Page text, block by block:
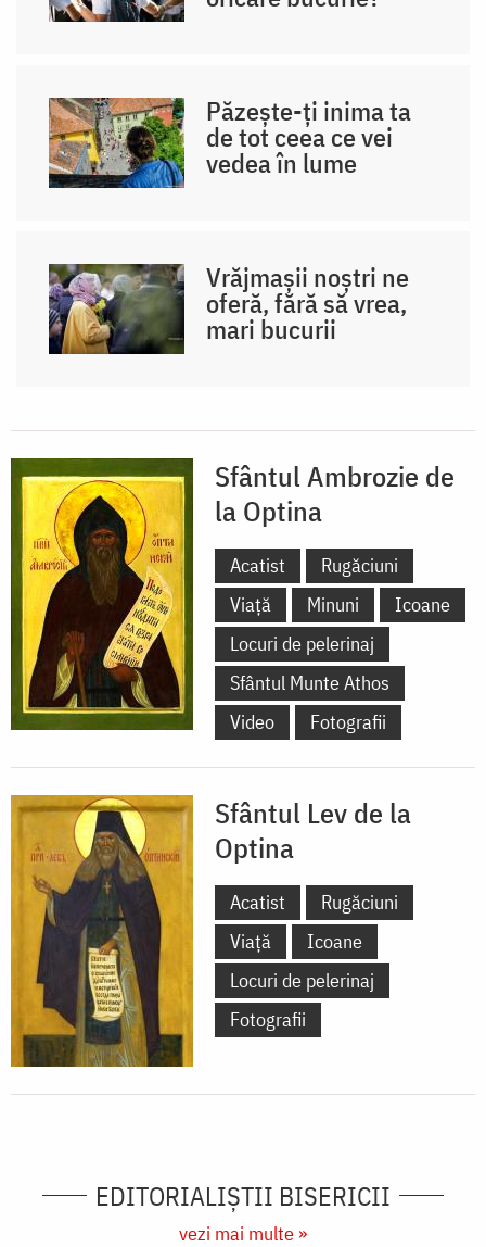
Păzește-ți inima ta
de tot ceea ce vei
vedea în lume
Vrăjmașii noștri ne
oferă, fără să vrea,
mari bucurii
Sfântul Ambrozie de
la Optina
Acatist
Rugăciuni
Viață
Minuni
Icoane
Locuri de pelerinaj
Sfântul Munte Athos
Video
Fotografii
Sfântul Lev de la
Optina
Acatist
Rugăciuni
Viață
Icoane
Locuri de pelerinaj
Fotografii
EDITORIALIȘTII BISERICII
vezi mai multe »